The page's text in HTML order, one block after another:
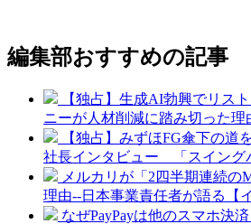
編集部おすすめの記事
【独占】生成AI勃興でリス
ニーが人材削減に踏み切った理
【独占】みずほFG傘下の道
社長インタビュー 「スイング
メルカリが「2四半期連続の
理由--日本事業責任者が語る【
なぜPayPayは他のスマホ決